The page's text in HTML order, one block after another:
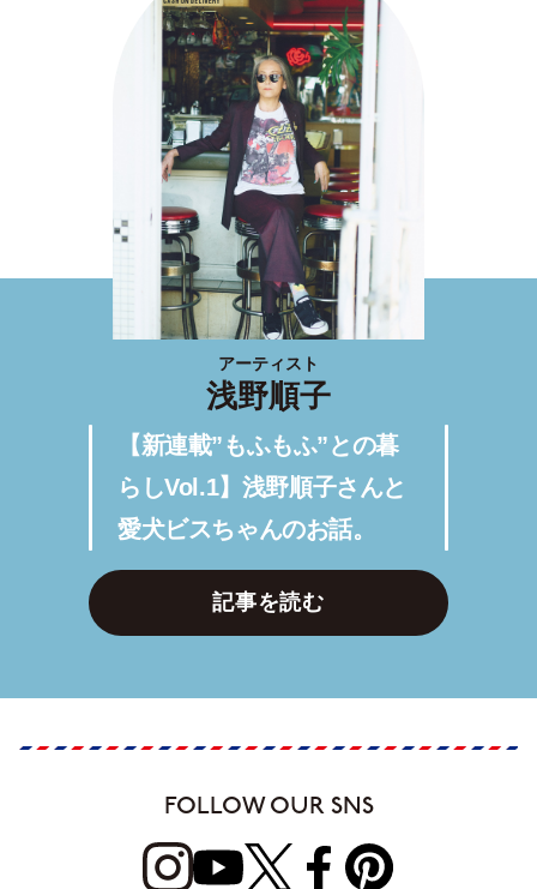
アーティスト
浅野順子
【新連載”もふもふ”との暮
らしVol.1】浅野順子さんと
愛犬ビスちゃんのお話。
記事を読む
FOLLOW OUR SNS